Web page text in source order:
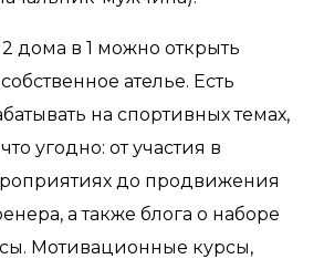
дома в 1 можно открыть
ателье. Есть
на спортивных темах,
угодно: от участия в
до продвижения
а также блога о наборе
Мотивационные курсы,